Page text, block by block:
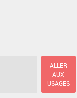
ALLER
AUX
USAGES